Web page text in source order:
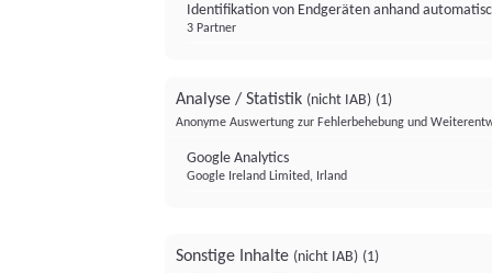
Identifikation von Endgeräten anhand
3 Partner
Analyse / Statistik (nicht IAB) (1)
Anonyme Auswertung zur Fehlerbehebung und
Google Analytics
Google Ireland Limited, Irland
Sonstige Inhalte (nicht IAB) (1)